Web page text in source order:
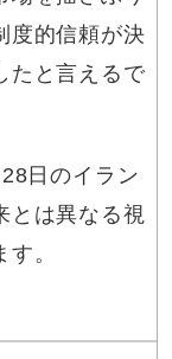
度的信頼が決
たと言えるで
日のイラン
とは異なる視
。